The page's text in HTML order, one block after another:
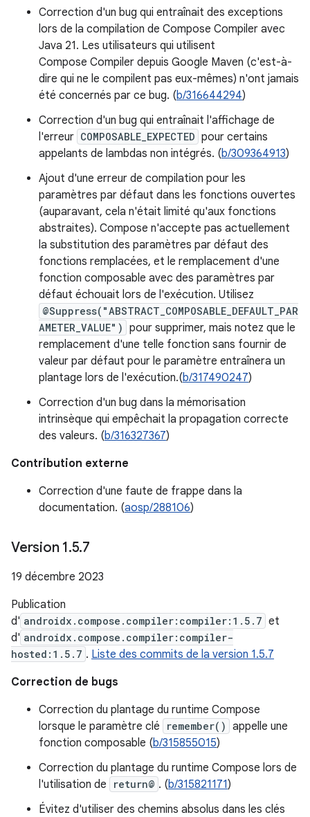
Correction d'un bug qui entraînait des exceptions
lors de la compilation de Compose Compiler avec
Java 21. Les utilisateurs qui utilisent
Compose Compiler depuis Google Maven (c'est-à-
dire qui ne le compilent pas eux-mêmes) n'ont jamais
été concernés par ce bug. (b/316644294)
Correction d'un bug qui entraînait l'affichage de
l'erreur COMPOSABLE_EXPECTED pour certains
appelants de lambdas non intégrés. (b/309364913)
Ajout d'une erreur de compilation pour les
paramètres par défaut dans les fonctions ouvertes
(auparavant, cela n'était limité qu'aux fonctions
abstraites). Compose n'accepte pas actuellement
la substitution des paramètres par défaut des
fonctions remplacées, et le remplacement d'une
fonction composable avec des paramètres par
défaut échouait lors de l'exécution. Utilisez
@Suppress("ABSTRACT_COMPOSABLE_DEFAULT_PAR
AMETER_VALUE") pour supprimer, mais notez que le
remplacement d'une telle fonction sans fournir de
valeur par défaut pour le paramètre entraînera un
plantage lors de l'exécution.(b/317490247)
Correction d'un bug dans la mémorisation
intrinsèque qui empêchait la propagation correcte
des valeurs. (b/316327367)
Contribution externe
Correction d'une faute de frappe dans la
documentation. (aosp/288106)
Version 1.5.7
19 décembre 2023
Publication
d' androidx.compose.compiler:compiler:1.5.7 et
d' androidx.compose.compiler:compiler-
hosted:1.5.7 . Liste des commits de la version 1.5.7
Correction de bugs
Correction du plantage du runtime Compose
lorsque le paramètre clé
remember() appelle une
fonction composable (b/315855015)
Correction du plantage du runtime Compose lors de
l'utilisation de
return@ . (b/315821171)
Évitez d'utiliser des chemins absolus dans les clés